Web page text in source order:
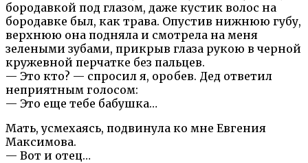
бородавкой под глазом, даже кустик волос на
бородавке был, как трава. Опустив нижнюю губу,
верхнюю она подняла и смотрела на меня
зелеными зубами, прикрыв глаза рукою в черной
кружевной перчатке без пальцев.
— Это кто? — спросил я, оробев. Дед ответил
неприятным голосом:
— Это еще тебе бабушка…
Мать, усмехаясь, подвинула ко мне Евгения
Максимова.
— Вот и отец…